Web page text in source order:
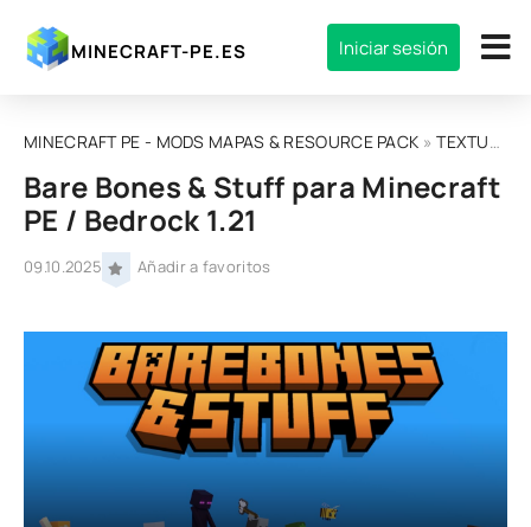
MINECRAFT-PE.ES Iniciar sesión
MINECRAFT PE - MODS MAPAS & RESOURCE PACK »TEXTURAS
Bare Bones & Stuff para Minecraft
PE / Bedrock 1.21
09.10.2025 Añadir a favoritos